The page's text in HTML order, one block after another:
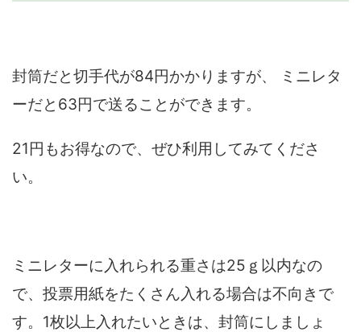
封筒だと切手代が84円かかりますが、 ミニレタ
ーだと63円で送ることができます。
21円もお得なので、ぜひ利用してみてくださ
い。
ミニレターに入れられる重さは25ｇ以内なの
で、投票用紙をたくさん入れる場合は不向きで
す。1枚以上入れたいときは、封筒にしましょ